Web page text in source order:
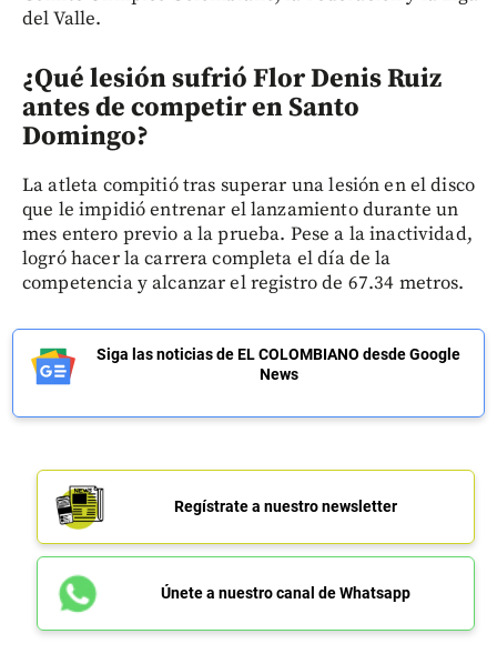
del Valle.
¿Qué lesión sufrió Flor Denis Ruiz
antes de competir en Santo
Domingo?
La atleta compitió tras superar una lesión en el disco
que le impidió entrenar el lanzamiento durante un
mes entero previo a la prueba. Pese a la inactividad,
logró hacer la carrera completa el día de la
competencia y alcanzar el registro de 67.34 metros.
Siga las noticias de EL COLOMBIANO desde Google
News
Regístrate a nuestro newsletter
Únete a nuestro canal de Whatsapp